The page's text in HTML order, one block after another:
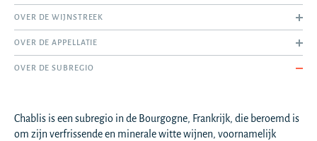
OVER DE WIJNSTREEK
OVER DE APPELLATIE
OVER DE SUBREGIO
Chablis is een subregio in de Bourgogne, Frankrijk, die beroemd is
om zijn verfrissende en minerale witte wijnen, voornamelijk